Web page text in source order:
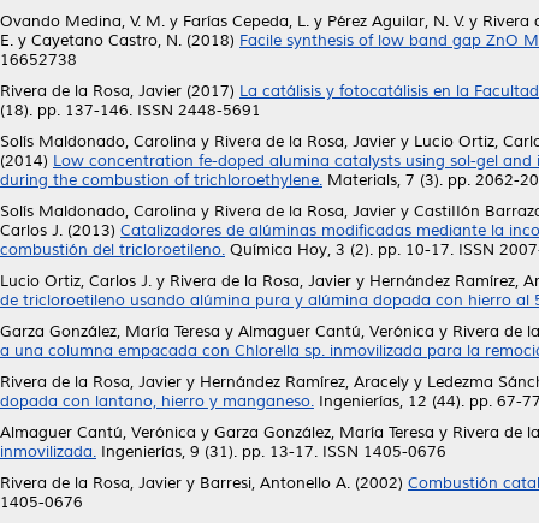
Ovando Medina, V. M. y Farías Cepeda, L. y Pérez Aguilar, N. V. y Rivera
E. y Cayetano Castro, N. (2018) Facile synthesis of low band gap ZnO
16652738
Rivera de la Rosa, Javier (2017) La catálisis y fotocatálisis en la
(18). pp. 137-146. ISSN 2448-5691
Solís Maldonado, Carolina y Rivera de la Rosa, Javier y Lucio Ortiz,
(2014) Low concentration fe-doped alumina catalysts using sol-gel
during the combustion of trichloroethylene. Materials, 7 (3). pp. 2062-
Solís Maldonado, Carolina y Rivera de la Rosa, Javier y CastiIIón
Carlos J. (2013) Catalizadores de alúminas modificadas mediante la
combustión del tricloroetileno. Química Hoy, 3 (2). pp. 10-17. ISSN
Lucio Ortiz, Carlos J. y Rivera de la Rosa, Javier y Hernández Ramírez,
de tricloroetileno usando alúmina pura y alúmina dopada con hierro al
Garza González, María Teresa y Almaguer Cantú, Verónica y Rivera de
a una columna empacada con Chlorella sp. inmovilizada para la
Rivera de la Rosa, Javier y Hernández Ramírez, Aracely y Ledezma
dopada con lantano, hierro y manganeso. Ingenierías, 12 (44). pp. 67-
Almaguer Cantú, Verónica y Garza González, María Teresa y Rivera de
inmovilizada. Ingenierías, 9 (31). pp. 13-17. ISSN 1405-0676
Rivera de la Rosa, Javier y Barresi, Antonello A. (2002) Combustión
1405-0676